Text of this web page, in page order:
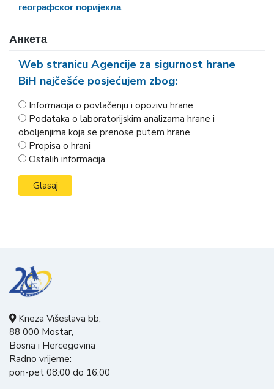
географског поријекла
Анкета
Web stranicu Agencije za sigurnost hrane
BiH najčešće posjećujem zbog:
Informacija o povlačenju i opozivu hrane
Podataka o laboratorijskim analizama hrane i
oboljenjima koja se prenose putem hrane
Propisa o hrani
Ostalih informacija
Kneza Višeslava bb,
88 000 Mostar,
Bosna i Hercegovina
Radno vrijeme:
pon-pet 08:00 do 16:00